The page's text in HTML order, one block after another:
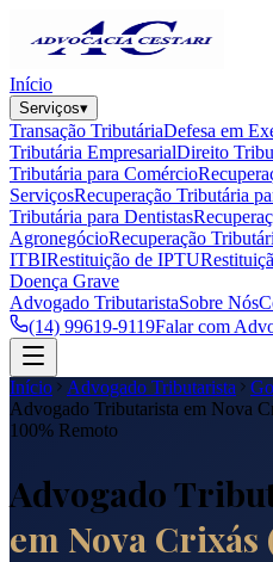
Início
Serviços▾
Transação TributáriaDefesa em
Tributária EmpresarialDireito
Tributária para Comércio
ServiçosRecuperação Tributária
Tributária para Dentistas
AgronegócioRecuperação
ITBIRestituição de IPTU
Doença Grave
Advogado TributaristaSobre Nós
(14) 99619-9119Falar com
Início Advogado Tributarista
Advogado Tributarista em Nova
100% Remoto
Advogado
em Nova Crixás